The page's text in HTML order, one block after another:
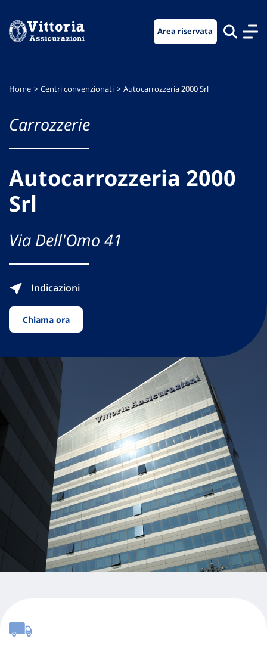
menu
contenuto
footer
Area riservata
Home Centri convenzionati Autocarrozzeria 2000 Srl
Carrozzerie
Autocarrozzeria 2000
Srl
Via Dell'Omo 41
Indicazioni
Chiama ora